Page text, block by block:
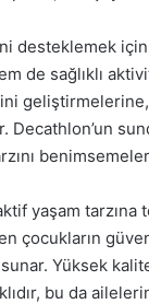
desteklemek
de sağlıklı
Decathlon’un
yaşam
çocukların
Yüksek
bu da ailelerin